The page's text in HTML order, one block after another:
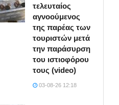
τελευταίος
αγνοούμενος
της παρέας των
τουριστών μετά
την παράσυρση
του ιστιοφόρου
τους (video)
03-08-26 12:18